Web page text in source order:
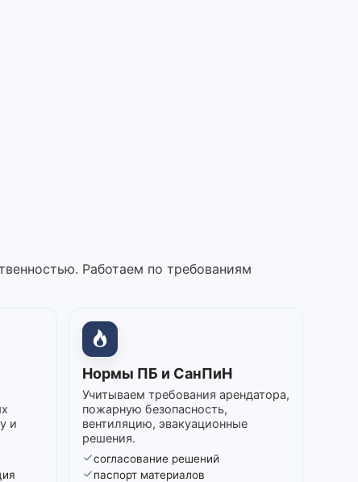
Работаем по требованиям
и
Нормы ПБ и СанПиН
Учитываем требования арендатора,
пожарную безопасность,
вентиляцию, эвакуационные
решения.
согласование решений
паспорт материалов